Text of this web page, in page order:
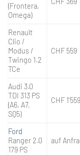
(Frontera,
Omega)
Renault
Clio /
Modus /
Twingo 1.2
TCe
CHF 559
Audi 3.0
TDI 313 PS
(A6, A7,
SQ5)
CHF 1’559
Ford
Ranger 2.0
179 PS
auf